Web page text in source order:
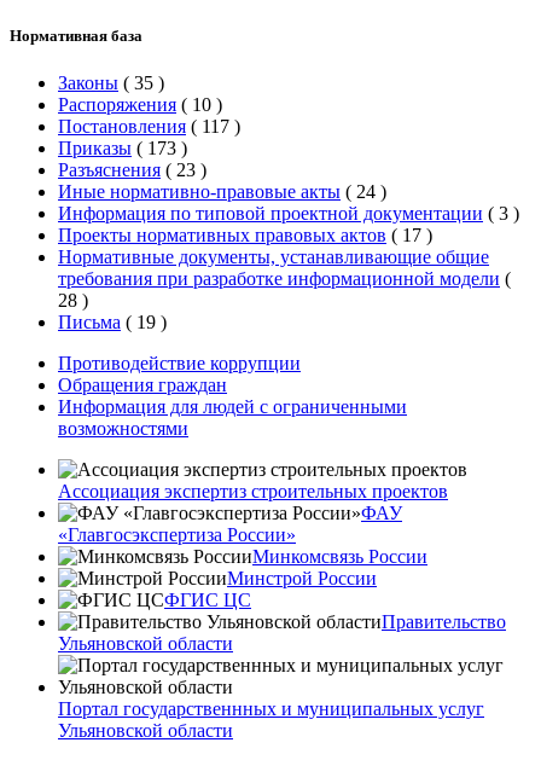
Нормативная база
Законы ( 35 )
Распоряжения ( 10 )
Постановления ( 117 )
Приказы ( 173 )
Разъяснения ( 23 )
Иные нормативно-правовые акты ( 24 )
Информация по типовой проектной документации ( 3 )
Проекты нормативных правовых актов ( 17 )
Нормативные документы, устанавливающие общие
требования при разработке информационной модели (
28 )
Письма ( 19 )
Противодействие коррупции
Обращения граждан
Информация для людей с ограниченными
возможностями
Ассоциация экспертиз строительных проектов
ФАУ
«Главгосэкспертиза России»
Минкомсвязь России
Минстрой России
ФГИС ЦС
Правительство
Ульяновской области
Портал государственнных и муниципальных услуг
Ульяновской области